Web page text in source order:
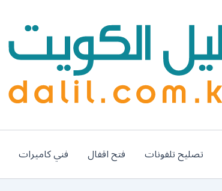
تصليح تلفونات فتح اقفال فني كاميرات